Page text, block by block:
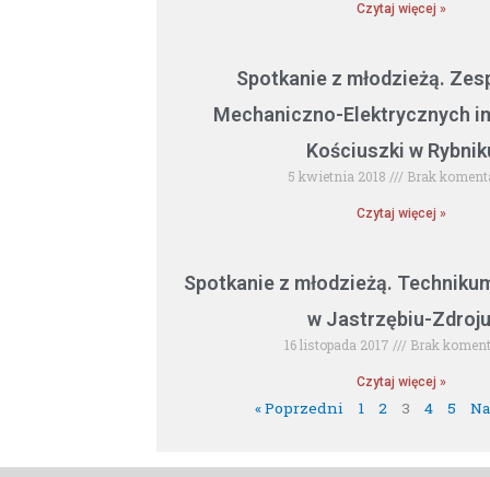
Czytaj więcej »
Spotkanie z młodzieżą.
Mechaniczno-Elektrycznych
Kościuszki w
5 kwietnia 2018 Brak
Czytaj więcej »
Spotkanie z młodzieżą.
w Jastrzębiu-
16 listopada 2017 Brak
Czytaj więcej »
« Poprzedni 1 2 3 4 5